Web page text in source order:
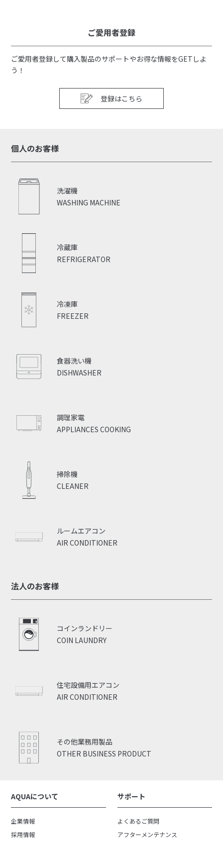
ご愛用者登録
ご愛用者登録して購入製品のサポートやお得な情報をGETしよ
う！
登録はこちら
個人のお客様
WASHING MACHINE
洗濯機
REFRIGERATOR
冷蔵庫
FREEZER
冷凍庫
DISHWASHER
食器洗い機
APPLIANCES COOKING
調理家電
CLEANER
掃除機
AIR CONDITIONER
ルームエアコン
法人のお客様
COIN LAUNDRY
コインランドリー
AIR CONDITIONER
住宅設備用エアコン
OTHER BUSINESS PRODUCT
その他業務用製品
AQUAについて
企業情報
採用情報
サポート
よくあるご質問
アフターメンテナンス